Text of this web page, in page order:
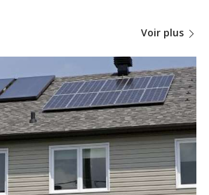
Voir plus